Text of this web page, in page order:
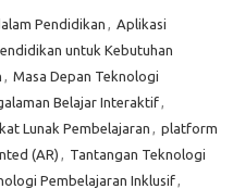
Pendidikan , Aplikasi
untuk Kebutuhan
, Masa Depan Teknologi
Belajar Interaktif,
Lunak Pembelajaran , platform
(AR) , Tantangan Teknologi
Pembelajaran Inklusif,